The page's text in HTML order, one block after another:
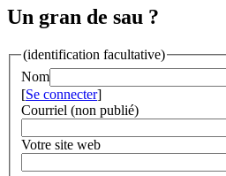
Un gran de sau ?
(identification facultative)
Nom
[Se connecter]
Courriel (non publié)
Votre site web